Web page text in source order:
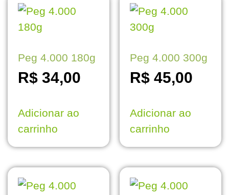
Peg 4.000 180g
R$ 34,00
Adicionar ao
carrinho
Peg 4.000 300g
R$ 45,00
Adicionar ao
carrinho